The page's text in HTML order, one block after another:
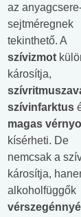
az
sejtméregnek
tekinthető. A
szívizmot
károsítja,
szívinfarktus
magas
kísérheti. De
nemcsak a
károsítja,
alkoholfüggők
vérszegénnyé